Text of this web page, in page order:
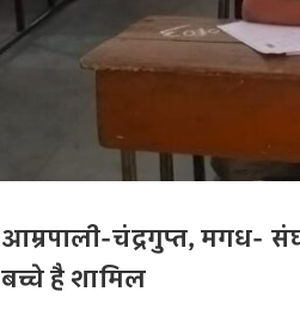
आम्रपाली-चंद्रगुप्त, मगध-
बच्चे है शामिल